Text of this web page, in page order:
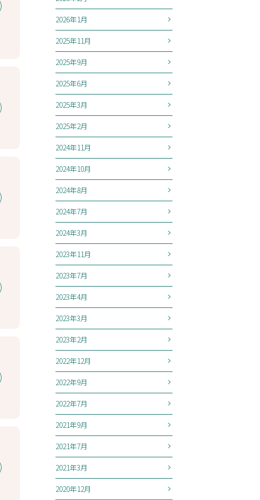
2026年1月
2025年11月
2025年9月
2025年6月
2025年3月
2025年2月
2024年11月
2024年10月
2024年8月
2024年7月
2024年3月
2023年11月
2023年7月
2023年4月
2023年3月
2023年2月
2022年12月
2022年9月
2022年7月
2021年9月
2021年7月
2021年3月
2020年12月